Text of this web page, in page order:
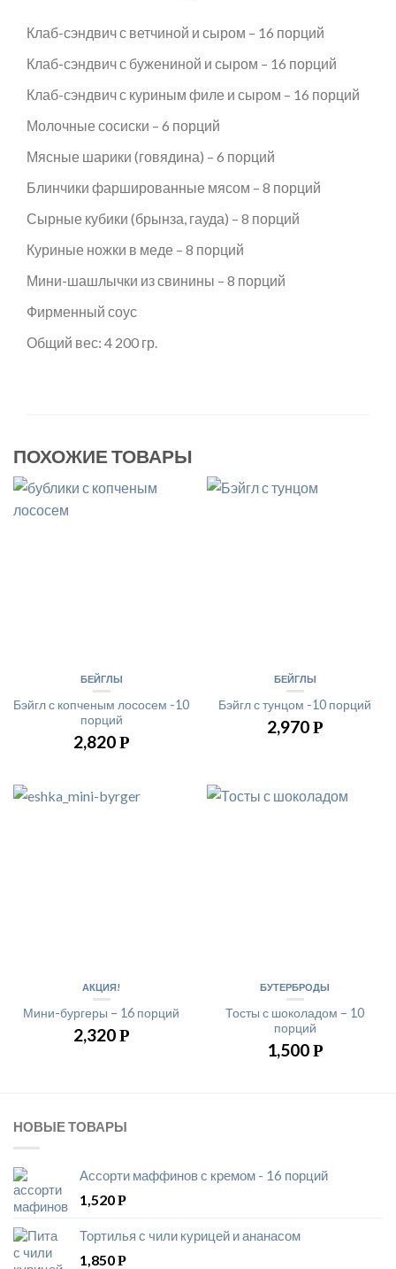
Клаб-сэндвич с ветчиной и сыром – 16 порций
Клаб-сэндвич с бужениной и сыром – 16 порций
Клаб-сэндвич с куриным филе и сыром – 16 порций
Молочные сосиски – 6 порций
Мясные шарики (говядина) – 6 порций
Блинчики фаршированные мясом – 8 порций
Сырные кубики (брынза, гауда) – 8 порций
Куриные ножки в меде – 8 порций
Мини-шашлычки из свинины – 8 порций
Фирменный соус
Общий вес: 4 200 гр.
ПОХОЖИЕ ТОВАРЫ
БЕЙГЛЫ
Бэйгл с копченым лососем -10
порций
2,820Р
БЕЙГЛЫ
Бэйгл с тунцом -10 порций
2,970Р
АКЦИЯ!
Мини-бургеры – 16 порций
2,320Р
БУТЕРБРОДЫ
Тосты с шоколадом – 10
порций
1,500Р
НОВЫЕ ТОВАРЫ
Ассорти маффинов с кремом - 16 порций
1,520Р
Тортилья с чили курицей и ананасом
1,850Р